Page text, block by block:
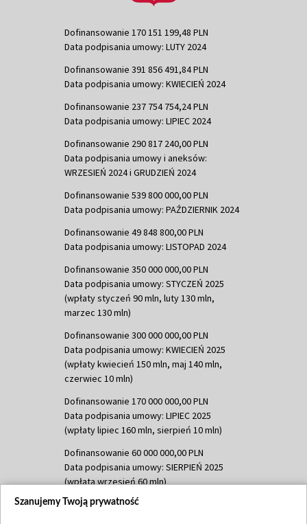
Dofinansowanie 170 151 199,48 PLN
Data podpisania umowy: LUTY 2024
Dofinansowanie 391 856 491,84 PLN
Data podpisania umowy: KWIECIEŃ 2024
Dofinansowanie 237 754 754,24 PLN
Data podpisania umowy: LIPIEC 2024
Dofinansowanie 290 817 240,00 PLN
Data podpisania umowy i aneksów:
WRZESIEŃ 2024 i GRUDZIEŃ 2024
Dofinansowanie 539 800 000,00 PLN
Data podpisania umowy: PAŹDZIERNIK 2024
Dofinansowanie 49 848 800,00 PLN
Data podpisania umowy: LISTOPAD 2024
Dofinansowanie 350 000 000,00 PLN
Data podpisania umowy: STYCZEŃ 2025
(wpłaty styczeń 90 mln, luty 130 mln,
marzec 130 mln)
Dofinansowanie 300 000 000,00 PLN
Data podpisania umowy: KWIECIEŃ 2025
(wpłaty kwiecień 150 mln, maj 140 mln,
czerwiec 10 mln)
Dofinansowanie 170 000 000,00 PLN
Data podpisania umowy: LIPIEC 2025
(wpłaty lipiec 160 mln, sierpień 10 mln)
Dofinansowanie 60 000 000,00 PLN
Data podpisania umowy: SIERPIEŃ 2025
(wpłata wrzesień 60 mln)
Dofinansowanie 635 783 051,21 PLN
Szanujemy Twoją prywatność